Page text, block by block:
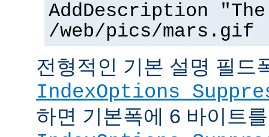
AddDescription
/web/pics/mars.gif
전형적인 기본 설명 필드
IndexOptions
하면 기본폭에 6 바이트